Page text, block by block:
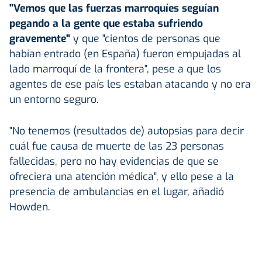
"Vemos que las fuerzas marroquíes seguían
pegando a la gente que estaba sufriendo
gravemente" y que "cientos de personas que
habían entrado (en España) fueron empujadas al
lado marroquí de la frontera", pese a que los
agentes de ese país les estaban atacando y no era
un entorno seguro.
"No tenemos (resultados de) autopsias para decir
cuál fue causa de muerte de las 23 personas
fallecidas, pero no hay evidencias de que se
ofreciera una atención médica", y ello pese a la
presencia de ambulancias en el lugar, añadió
Howden.